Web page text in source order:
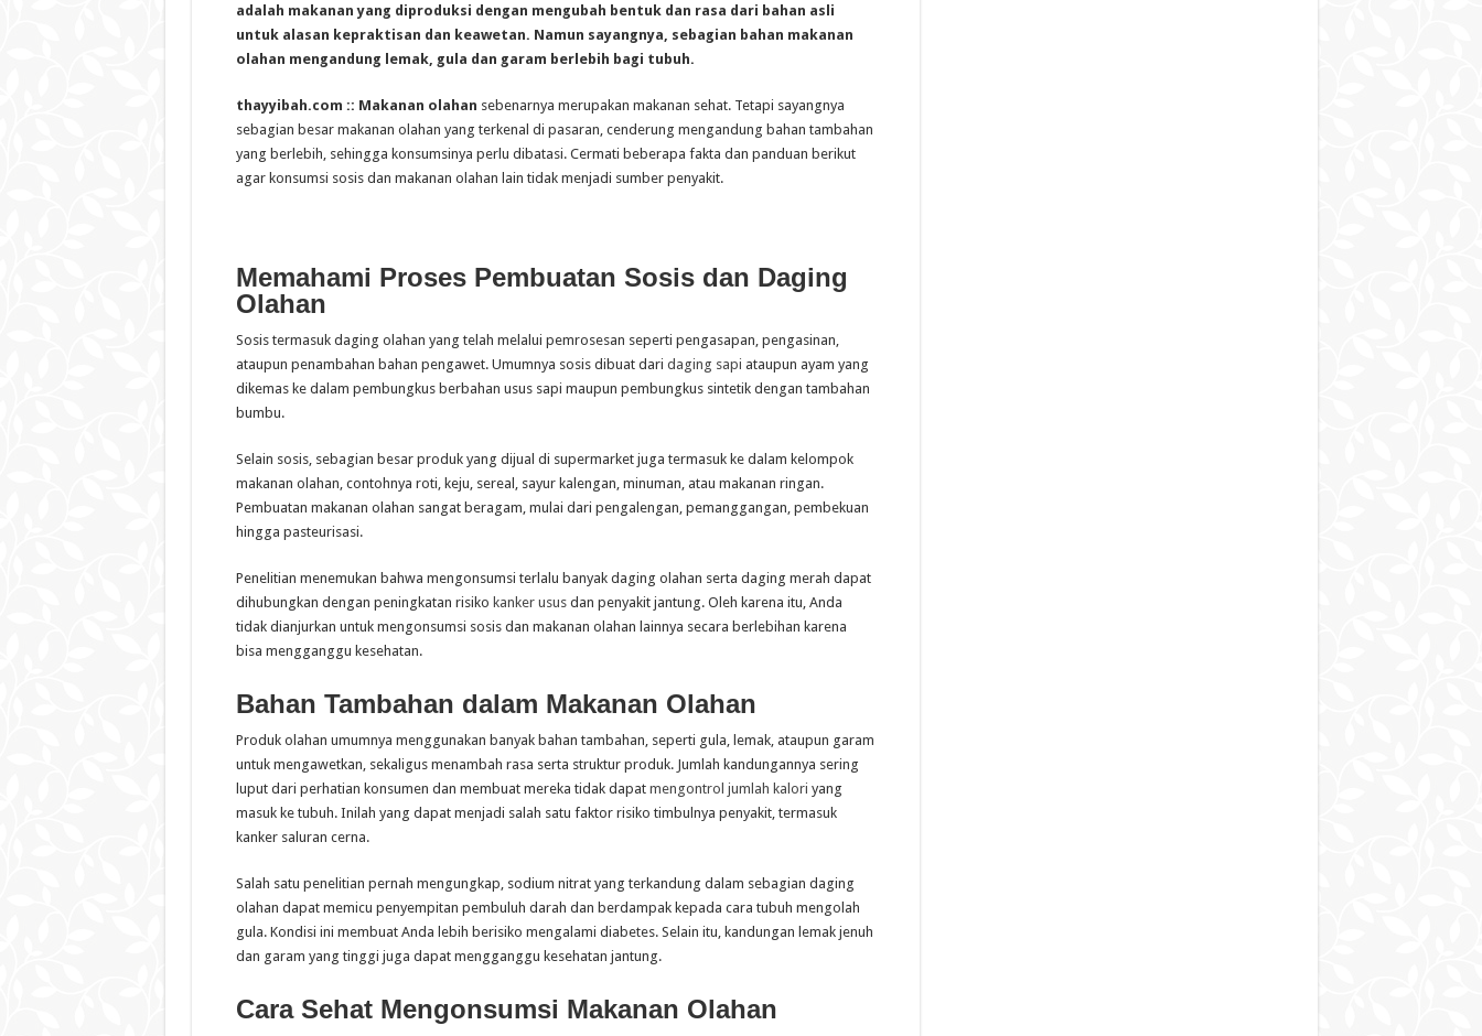
adalah makanan yang diproduksi dengan mengubah bentuk dan rasa dari bahan asli
untuk alasan kepraktisan dan keawetan. Namun sayangnya, sebagian bahan makanan
olahan mengandung lemak, gula dan garam berlebih bagi tubuh.
thayyibah.com :: Makanan olahan sebenarnya merupakan makanan sehat. Tetapi sayangnya
sebagian besar makanan olahan yang terkenal di pasaran, cenderung mengandung bahan tambahan
yang berlebih, sehingga konsumsinya perlu dibatasi. Cermati beberapa fakta dan panduan berikut
agar konsumsi sosis dan makanan olahan lain tidak menjadi sumber penyakit.
Memahami Proses Pembuatan Sosis dan Daging
Olahan
Sosis termasuk daging olahan yang telah melalui pemrosesan seperti pengasapan, pengasinan,
ataupun penambahan bahan pengawet. Umumnya sosis dibuat dari daging sapi ataupun ayam yang
dikemas ke dalam pembungkus berbahan usus sapi maupun pembungkus sintetik dengan tambahan
bumbu.
Selain sosis, sebagian besar produk yang dijual di supermarket juga termasuk ke dalam kelompok
makanan olahan, contohnya roti, keju, sereal, sayur kalengan, minuman, atau makanan ringan.
Pembuatan makanan olahan sangat beragam, mulai dari pengalengan, pemanggangan, pembekuan
hingga pasteurisasi.
Penelitian menemukan bahwa mengonsumsi terlalu banyak daging olahan serta daging merah dapat
dihubungkan dengan peningkatan risiko kanker ususdan penyakit jantung. Oleh karena itu, Anda
tidak dianjurkan untuk mengonsumsi sosis dan makanan olahan lainnya secara berlebihan karena
bisa mengganggu kesehatan.
Bahan Tambahan dalam Makanan Olahan
Produk olahan umumnya menggunakan banyak bahan tambahan, seperti gula, lemak, ataupun garam
untuk mengawetkan, sekaligus menambah rasa serta struktur produk. Jumlah kandungannya sering
luput dari perhatian konsumen dan membuat mereka tidak dapat mengontrol jumlah kalori yang
masuk ke tubuh. Inilah yang dapat menjadi salah satu faktor risiko timbulnya penyakit, termasuk
kanker saluran cerna.
Salah satu penelitian pernah mengungkap, sodium nitrat yang terkandung dalam sebagian daging
olahan dapat memicu penyempitan pembuluh darah dan berdampak kepada cara tubuh mengolah
gula. Kondisi ini membuat Anda lebih berisiko mengalami diabetes. Selain itu, kandungan lemak jenuh
dan garam yang tinggi juga dapat mengganggu kesehatan jantung.
Cara Sehat Mengonsumsi Makanan Olahan